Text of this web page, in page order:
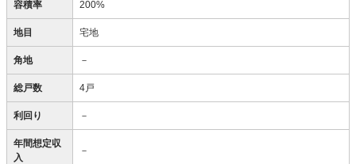
容積率 200%
地目 宅地
角地 －
総戸数 4戸
利回り －
年間想定収
入
－